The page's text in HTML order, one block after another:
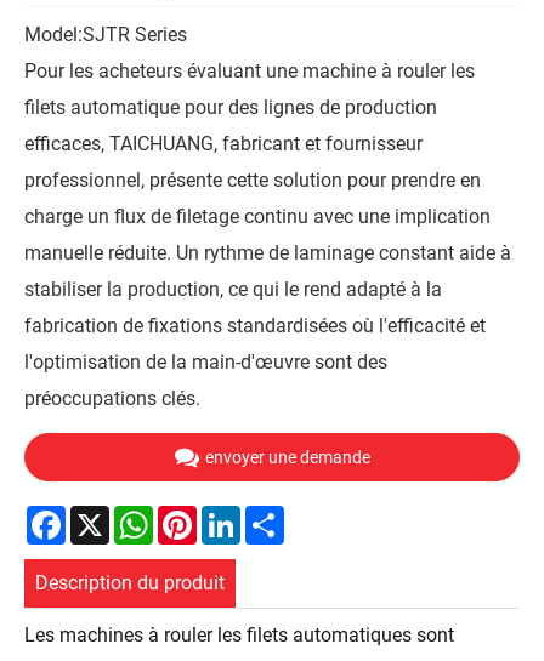
Model:SJTR Series
Pour les acheteurs évaluant une machine à rouler les
filets automatique pour des lignes de production
efficaces, TAICHUANG, fabricant et fournisseur
professionnel, présente cette solution pour prendre en
charge un flux de filetage continu avec une implication
manuelle réduite. Un rythme de laminage constant aide à
stabiliser la production, ce qui le rend adapté à la
fabrication de fixations standardisées où l'efficacité et
l'optimisation de la main-d'œuvre sont des
préoccupations clés.
envoyer une demande
Facebook
X WhatsApp
PinterestLinkedIn
Description du produit
Les machines à rouler les filets automatiques sont